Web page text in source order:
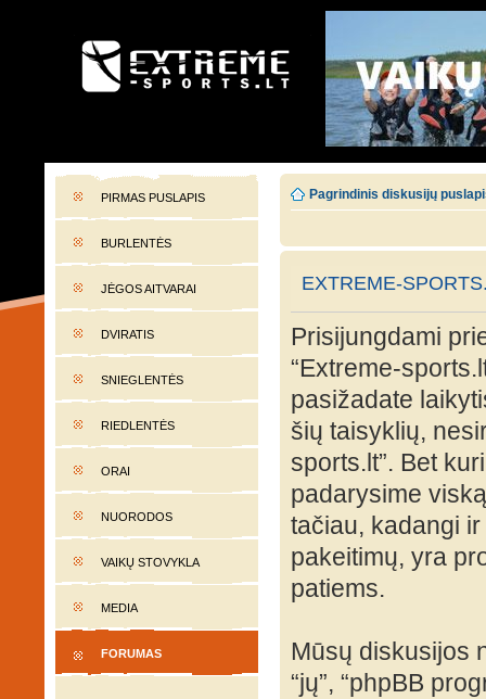
EXTREME-SPORTS.LT
PIRMAS PUSLAPIS
BURLENTĖS
JĖGOS AITVARAI
DVIRATIS
SNIEGLENTĖS
RIEDLENTĖS
ORAI
NUORODOS
VAIKŲ STOVYKLA
MEDIA
FORUMAS
Pagrindinis diskusijų
EXTREME-
Prisijungdami
“Extreme-
pasižadate
šių taisyklių,
sports.lt”. Bet
padarysime
tačiau, kadangi
pakeitimų, yra
patiems.
Mūsų diskusijos
“jų”, “phpBB